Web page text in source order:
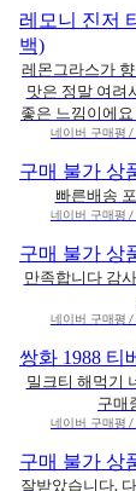
레모니 진저
백)
레몬그라스가
맛은 정말 여려
좋은 느낌이에
네이버 구매평
구매 불가 상
빠른배송
네이버 구매평
구매 불가 상
만족합니다 감
네이버 구매평
쌍화 1988 티
밀크티 해먹기
구매
네이버 구매평
구매 불가 상
잘받았습니다.